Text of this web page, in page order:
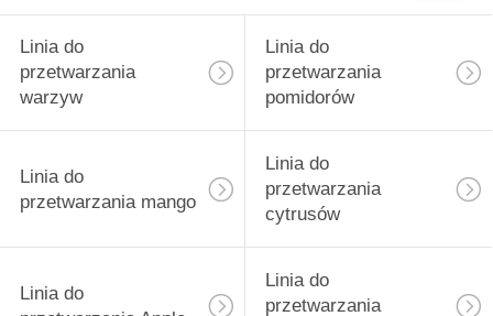
Linia do
przetwarzania
warzyw
Linia do
przetwarzania
pomidorów
Linia do
przetwarzania mango
Linia do
przetwarzania
cytrusów
Linia do
Linia do
przetwarzania